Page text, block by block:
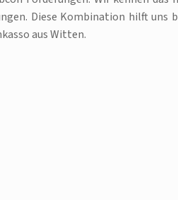
Diese Kombination hilft uns
aus Witten.